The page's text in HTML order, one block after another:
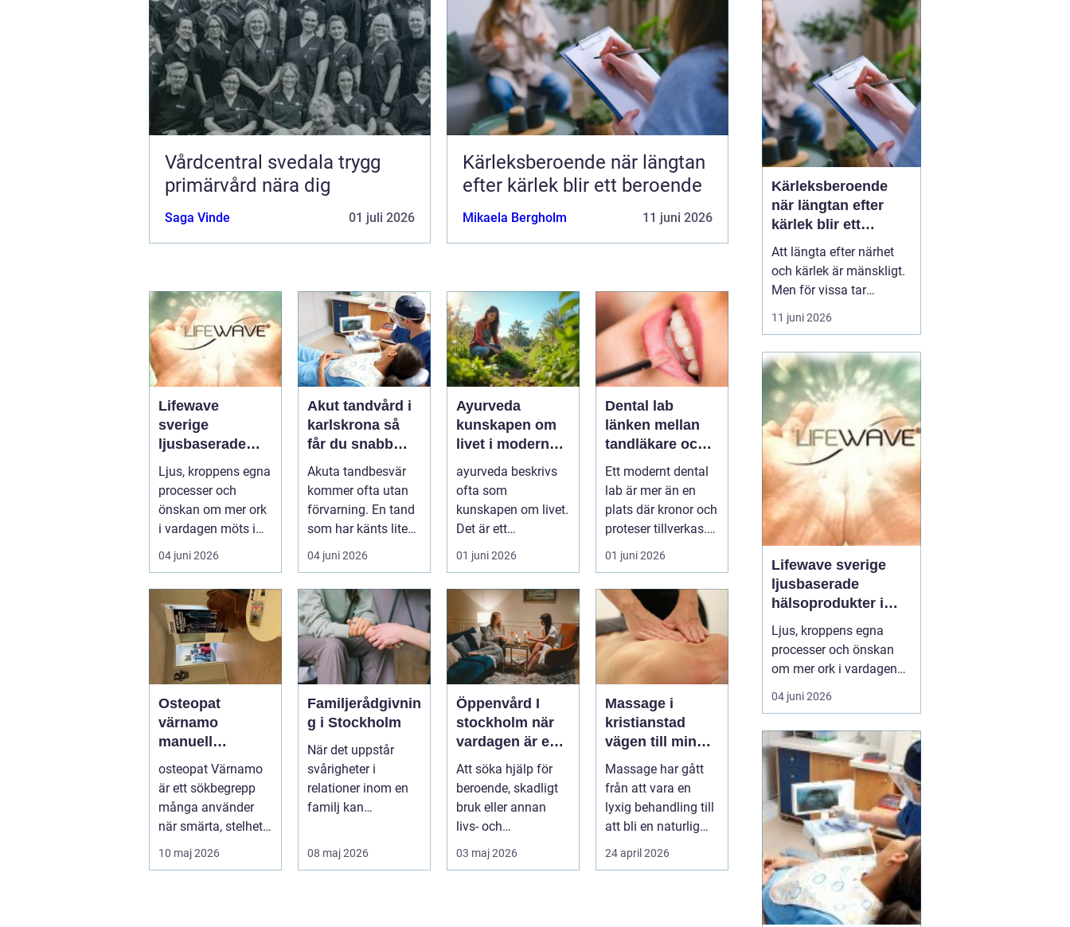
Vårdcentral svedala trygg
primärvård nära dig
Saga Vinde 01 juli 2026
Kärleksberoende när längtan
efter kärlek blir ett beroende
Mikaela Bergholm 11 juni 2026
Lifewave
sverige
ljusbaserade
hälsoprodukter i
fokus
Ljus, kroppens egna
processer och
önskan om mer ork
i vardagen möts i
ett växande intresse
för fotot...
04 juni 2026
Akut tandvård i
karlskrona så
får du snabb
hjälp när tanden
krisar
Akuta tandbesvär
kommer ofta utan
förvarning. En tand
som har känts lite
öm kan plötsligt
göra så on...
04 juni 2026
Ayurveda
kunskapen om
livet i modern
vardag
ayurveda beskrivs
ofta som
kunskapen om livet.
Det är ett
hälsosystem som
betonar balans,
helhet och...
01 juni 2026
Dental lab
länken mellan
tandläkare och
hållbara leenden
Ett modernt dental
lab är mer än en
plats där kronor och
proteser tillverkas.
Det är en teknisk
och ...
01 juni 2026
Osteopat
värnamo
manuell
behandling för
minskad smärta
och Ökad
rörlighet
osteopat Värnamo
är ett sökbegrepp
många använder
när smärta, stelhet
eller återkommande
värk börjar...
10 maj 2026
Familjerådgivnin
g i Stockholm
När det uppstår
svårigheter i
relationer inom en
familj kan
08 maj 2026
Öppenvård I
stockholm när
vardagen är en
del av
behandlingen
Att söka hjälp för
beroende, skadligt
bruk eller annan
livs- och
beteendeproblemati
k är ett stort st...
03 maj 2026
Massage i
kristianstad
vägen till mindre
stress och mer
energi i
vardagen
Massage har gått
från att vara en
lyxig behandling till
att bli en naturlig
del av en hållbar
livsst...
24 april 2026
samlas under ett tak blir
vägen mellan olika
mottagningar kortare...
Kärleksberoende
när längtan efter
kärlek blir ett
beroende
Att längta efter närhet
och kärlek är mänskligt.
Men för vissa tar
längtan över helt.
Relationer, förälskelser
rätta blir viktigare än
jobb, vänner, hälsa och
till och med den egna
säkerheten. Då handlar
det inte längre bara om
s...
11 juni 2026
Lifewave sverige
ljusbaserade
hälsoprodukter i
fokus
Ljus, kroppens egna
processer och önskan
om mer ork i vardagen
möts i ett växande
intresse för fototerapi
Sverige söker många
efter skonsamma
metoder som kan stödja
återhämtning, energi och
allmänt välbefinnande
utan ingrepp eller...
04 juni 2026